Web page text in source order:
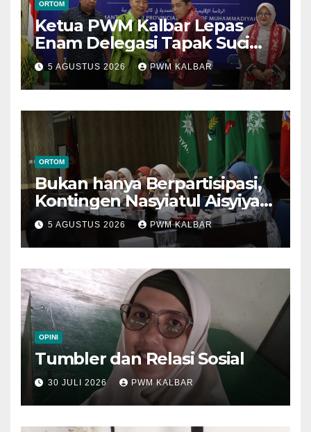
ORTOM
Ketua PWM Kalbar Lepas
Enam Delegasi Tapak Suci
Menuju Muktamar XVI di
Semarang
5 AGUSTUS 2026 PWM KALBAR
ORTOM
Bukan hanya Berpartisipasi,
Kontingen Nasyiatul Aisyiyah
Kalbar Perjuangkan Program
di Muktamar XV
5 AGUSTUS 2026 PWM KALBAR
OPINI
Tumbler dan Relasi Sosial
30 JULI 2026 PWM KALBAR